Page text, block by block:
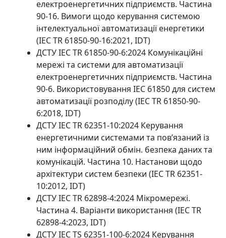
електроенергетичних підприємств. Частина
90-16. Вимоги щодо керування системою
інтелектуальної автоматизації енергетики
(IEC TR 61850-90-16:2021, IDT)
ДСТУ IEC TR 61850-90-6:2024 Комунікаційні
мережі та системи для автоматизації
електроенергетичних підприємств. Частина
90-6. Використовування IEC 61850 для систем
автоматизації розподілу (IEC TR 61850-90-
6:2018, IDT)
ДСТУ IEC TR 62351-10:2024 Керування
енергетичними системами та пов’язаний із
ним інформаційний обмін. безпека даних та
комунікацій. Частина 10. Настанови щодо
архітектури систем безпеки (IEC TR 62351-
10:2012, IDT)
ДСТУ IEC TR 62898-4:2024 Мікромережі.
Частина 4. Варіанти використання (IEC TR
62898-4:2023, IDT)
ДСТУ IEC TS 62351-100-6:2024 Керування